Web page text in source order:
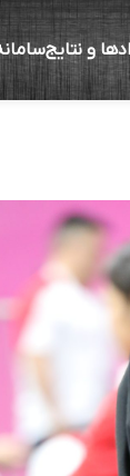
و نتایج
کم